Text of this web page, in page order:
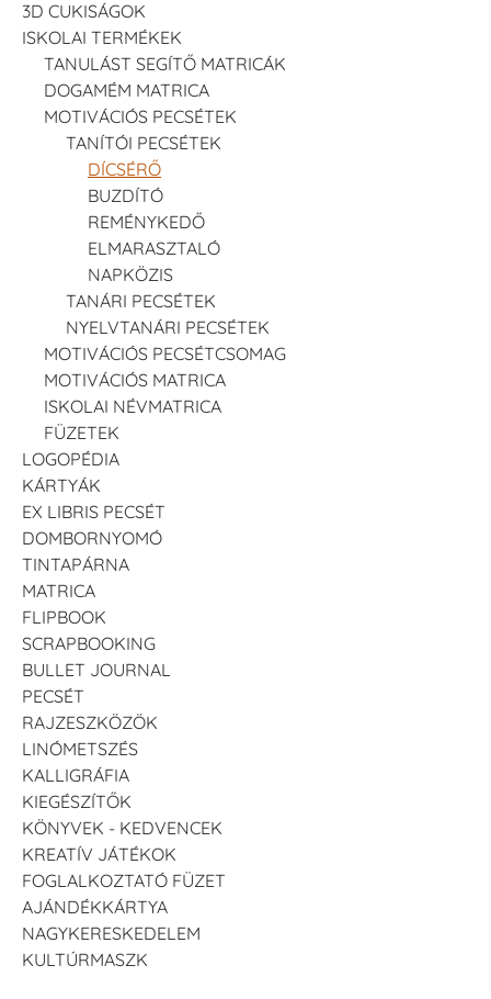
3D CUKISÁGOK
ISKOLAI TERMÉKEK
TANULÁST SEGÍTŐ MATRICÁK
DOGAMÉM MATRICA
MOTIVÁCIÓS PECSÉTEK
TANÍTÓI PECSÉTEK
DÍCSÉRŐ
BUZDÍTÓ
REMÉNYKEDŐ
ELMARASZTALÓ
NAPKÖZIS
TANÁRI PECSÉTEK
NYELVTANÁRI PECSÉTEK
MOTIVÁCIÓS PECSÉTCSOMAG
MOTIVÁCIÓS MATRICA
ISKOLAI NÉVMATRICA
FÜZETEK
LOGOPÉDIA
KÁRTYÁK
EX LIBRIS PECSÉT
DOMBORNYOMÓ
TINTAPÁRNA
MATRICA
FLIPBOOK
SCRAPBOOKING
BULLET JOURNAL
PECSÉT
RAJZESZKÖZÖK
LINÓMETSZÉS
KALLIGRÁFIA
KIEGÉSZÍTŐK
KÖNYVEK - KEDVENCEK
KREATÍV JÁTÉKOK
FOGLALKOZTATÓ FÜZET
AJÁNDÉKKÁRTYA
NAGYKERESKEDELEM
KULTÚRMASZK